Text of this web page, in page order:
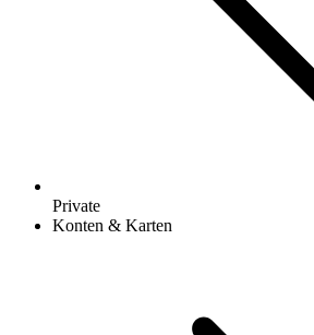
Private
Konten & Karten